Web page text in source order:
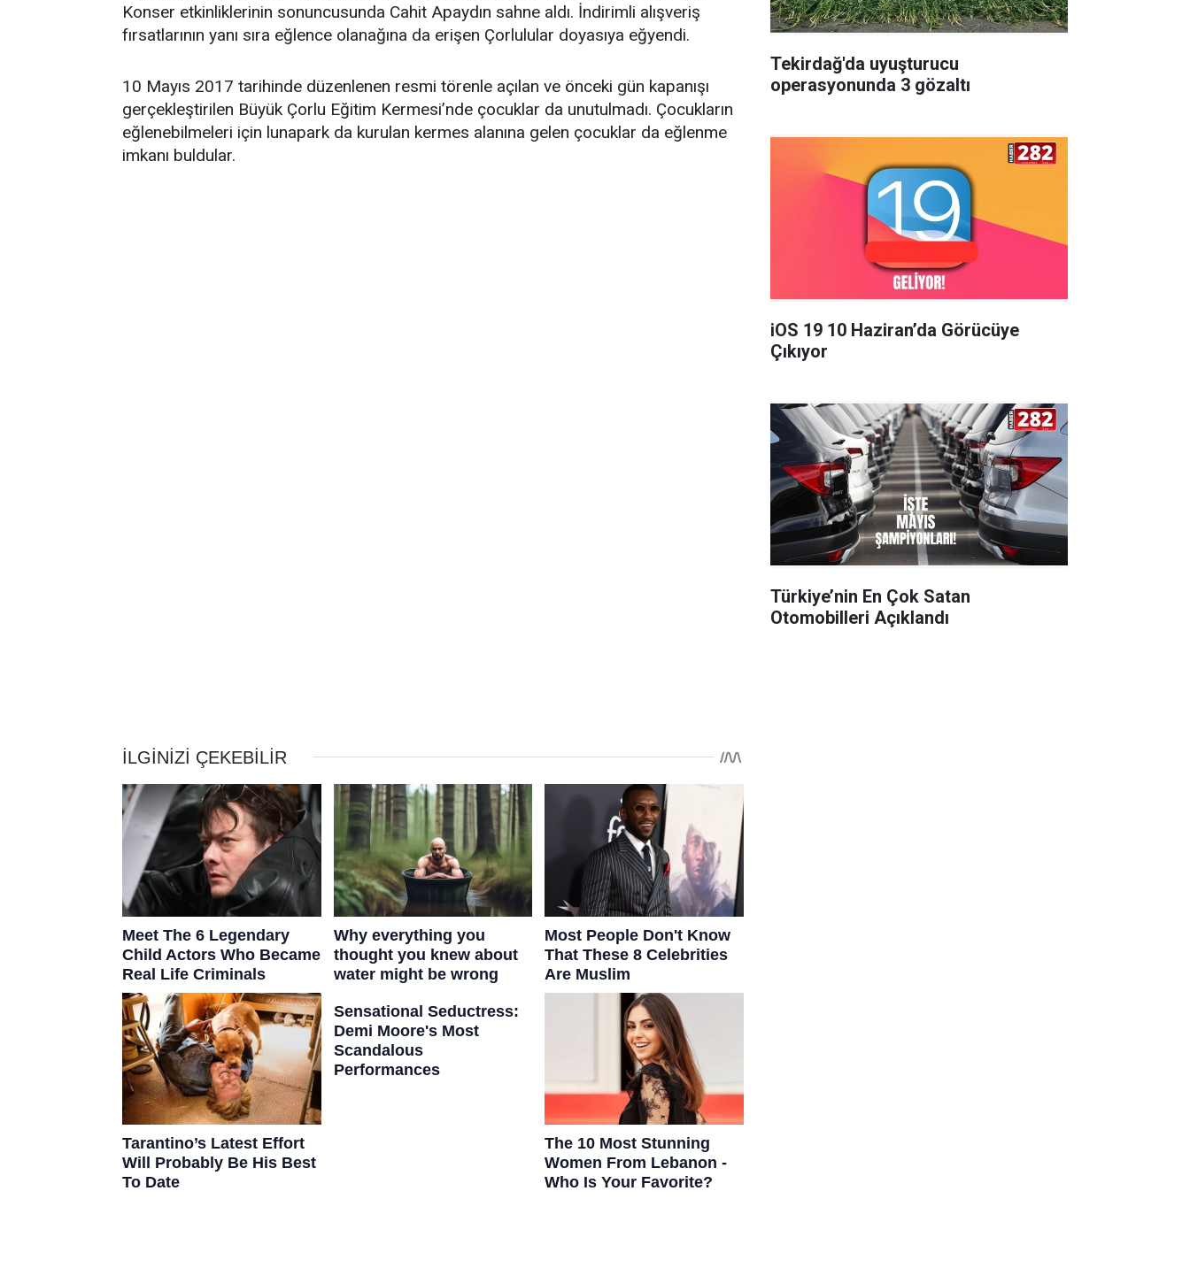
Konser etkinliklerinin sonuncusunda Cahit Apaydın sahne aldı. İndirimli alışveriş
fırsatlarının yanı sıra eğlence olanağına da erişen Çorlulular doyasıya eğyendi.
10 Mayıs 2017 tarihinde düzenlenen resmi törenle açılan ve önceki gün kapanışı
gerçekleştirilen Büyük Çorlu Eğitim Kermesi’nde çocuklar da unutulmadı. Çocukların
eğlenebilmeleri için lunapark da kurulan kermes alanına gelen çocuklar da eğlenme
imkanı buldular.
Tekirdağ'da uyuşturucu
operasyonunda 3 gözaltı
iOS 19 10 Haziran’da Görücüye
Çıkıyor
Türkiye’nin En Çok Satan
Otomobilleri Açıklandı